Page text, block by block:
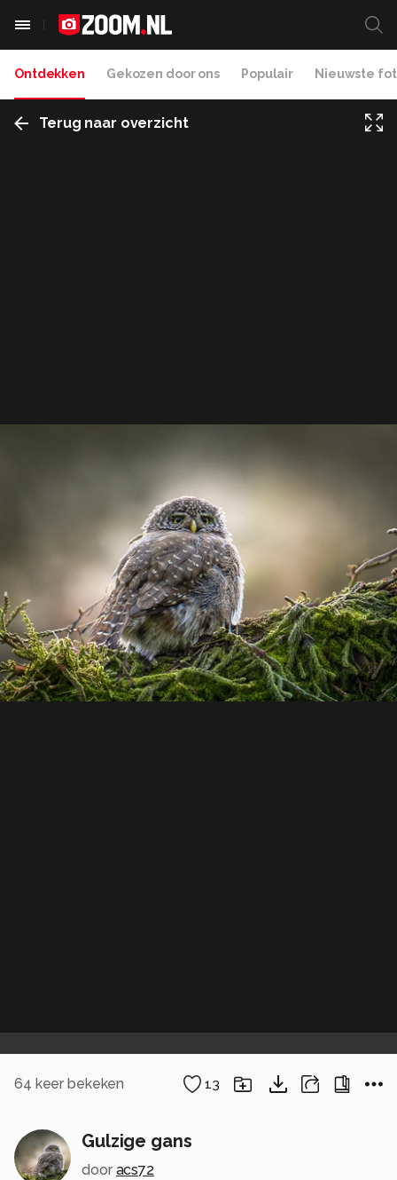
Ontdekken Gekozen door ons Populair Nieuwste
Terug naar overzicht
64 keer bekeken 13
Gulzige gans
door acs72